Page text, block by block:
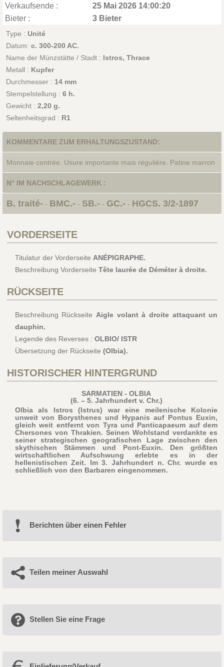
Verkaufsende :
25 Mai 2026 14:00:20
Bieter :
3 Bieter
Type : Unité
Datum: c. 300-200 AC.
Name der Münzstätte / Stadt : Istros, Thrace
Metall : Kupfer
Durchmesser : 14 mm
Stempelstellung : 6 h.
Gewicht : 2,20 g.
Seltenheitsgrad : R1
KOMMENTARE ZUM ERHALTUNGSZUSTAND:
Monnaie centrée. Usure importante mais régulière. Patine marron
N° IM NACHSCHLAGEWERK :
B. traité- - BMC.- - SB.- - GC.- - HGCS. 3/2-1897
VORDERSEITE
Titulatur der Vorderseite ANÉPIGRAPHE.
Beschreibung Vorderseite Tête laurée de Déméter à droite.
RÜCKSEITE
Beschreibung Rückseite Aigle volant à droite attaquant un
dauphin.
Legende des Reverses : OLBIO/ ISTR
Übersetzung der Rückseite (Olbia).
HISTORISCHER HINTERGRUND
SARMATIEN - OLBIA
(6. – 5. Jahrhundert v. Chr.)
Olbia als Istros (Istrus) war eine meilenische Kolonie
unweit von Borysthenes und Hypanis auf Pontus Euxin,
gleich weit entfernt von Tyra und Panticapaeum auf dem
Chersones von Thrakien. Seinen Wohlstand verdankte es
seiner strategischen geografischen Lage zwischen den
skythischen Stämmen und Pont-Euxin. Den größten
wirtschaftlichen Aufschwung erlebte es in der
hellenistischen Zeit. Im 3. Jahrhundert n. Chr. wurde es
schließlich von den Barbaren eingenommen.
Berichten über einen Fehler
Teilen meiner Auswahl
Stellen Sie eine Frage